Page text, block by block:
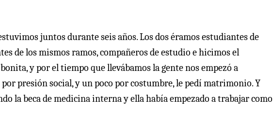
juntos durante seis años. Los dos éramos estudiantes de
de los mismos ramos, compañeros de estudio e hicimos el
y por el tiempo que llevábamos la gente nos empezó a
presión social, y un poco por costumbre, le pedí matrimonio. Y
la beca de medicina interna y ella había empezado a trabajar como